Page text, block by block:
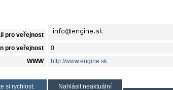
pro veřejnost
pro veřejnost 0
WWW http://www.engine.sk
si rychlost:
Nahlásit neaktuální